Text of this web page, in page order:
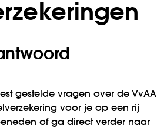
gestelde vragen over de VvAA
voor je op een rij
of ga direct verder naar